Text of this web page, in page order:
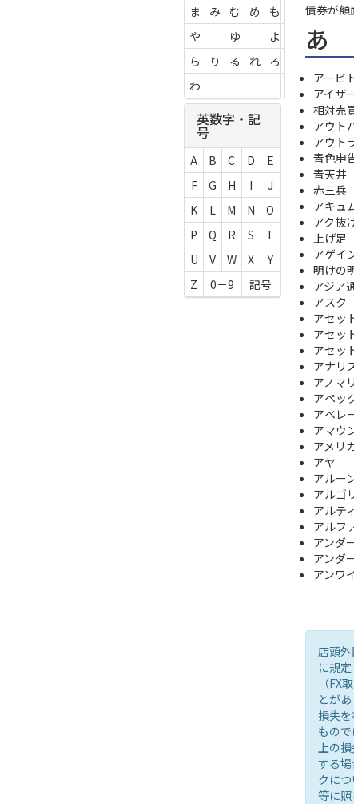
債券が額
あ
アービ
アイザ
相対売
アウト
アウト
青色申
青天井
赤三兵
アキュ
アク抜
上げ足
アゲイ
明けの
アジア
アスク
アセッ
アセッ
アセッ
アナリ
アノマ
アペッ
アベレ
アマウ
アメリ
アヤ
アルー
アルゴ
アルテ
アルフ
アンダ
アンダ
アンワ
店頭
に規
（FX
とが
損失
もの
上の
する
クに
等に照
ま
み む め
も
や
ゆ
よ
ら
り る れ
ろ
わ
英数字・記
号
A B C D
E
F
G H I
J
K
L M N
O
P
Q R S
T
U
V W X
Y
Z
0－9 記号